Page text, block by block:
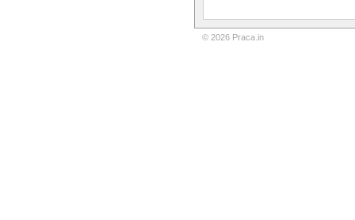
© 2026 Praca.in